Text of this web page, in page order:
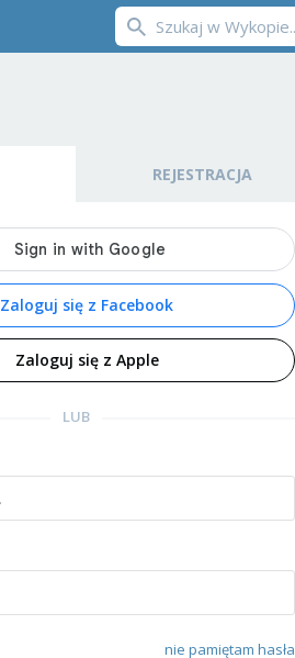
REJESTRACJA
Zaloguj się z Facebook
Zaloguj się z Apple
LUB
nie pamiętam hasła